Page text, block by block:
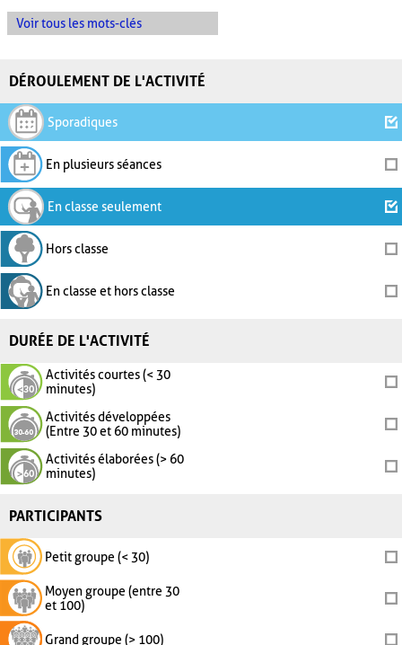
Voir tous les mots-clés
DÉROULEMENT DE L'ACTIVITÉ
Sporadiques
En plusieurs séances
En classe seulement
Hors classe
En classe et hors classe
DURÉE DE L'ACTIVITÉ
Activités courtes (< 30
minutes)
Activités développées
(Entre 30 et 60 minutes)
Activités élaborées (> 60
minutes)
PARTICIPANTS
Petit groupe (< 30)
Moyen groupe (entre 30
et 100)
Grand groupe (> 100)